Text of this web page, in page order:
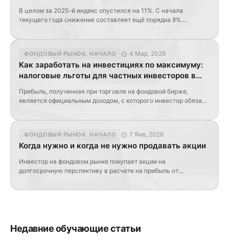
В целом за 2025-й индекс опустился на 11%. С начала
текущего года снижение составляет ещё порядка 8%.
-5,9% Самолет -5,3% Критерии сравнительной оценки не
поменялись – будем рассматривать следующие критерии: P/E
[…]
ФОНДОВЫЙ РЫНОК. НАЧАЛО 4 Мар, 2026
Как заработать на инвестициях по максимуму:
налоговые льготы для частных инвесторов в
Прибыль, полученная при торговле на фондовой бирже,
является официальным доходом, с которого инвестор обязан
льготы существуют в РФ для частных инвесторов. в 2026
году. Содержание Инвестиции в ценные бумаги на трехлетний
ФОНДОВЫЙ РЫНОК. НАЧАЛО 7 Янв, 2026
Когда нужно и когда не нужно продавать акции
Инвестор на фондовом рынке покупает акции на
долгосрочную перспективу в расчете на прибыль от
бумаг. Однако, случаются ситуации, в которых акции, которые
[…]
Недавние обучающие статьи